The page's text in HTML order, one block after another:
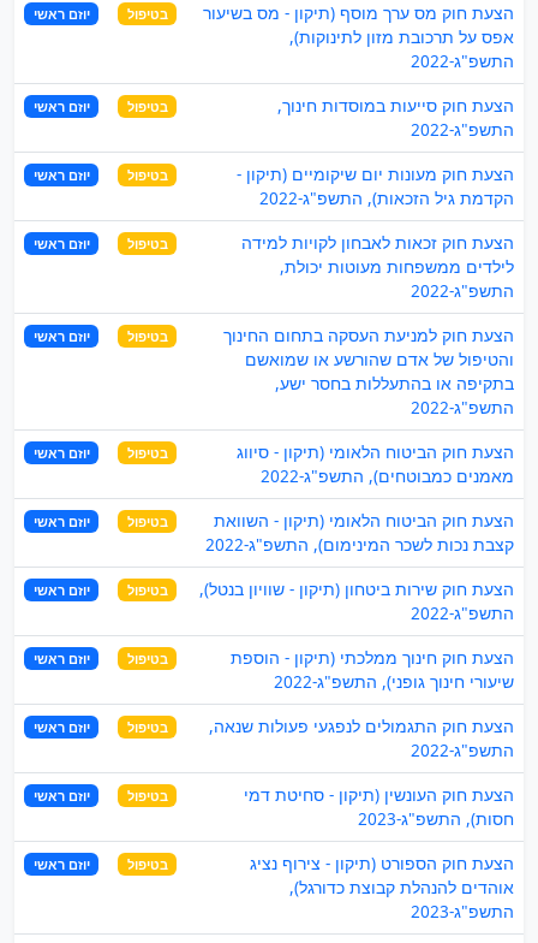
הצעת חוק מס ערך מוסף (תיקון - מס בשיעור
אפס על תרכובת מזון לתינוקות),
התשפ"ג-2022
בטיפול יוזם ראשי
הצעת חוק סייעות במוסדות חינוך,
התשפ"ג-2022
בטיפול יוזם ראשי
הצעת חוק מעונות יום שיקומיים (תיקון -
הקדמת גיל הזכאות), התשפ"ג-2022
בטיפול יוזם ראשי
הצעת חוק זכאות לאבחון לקויות למידה
לילדים ממשפחות מעוטות יכולת,
התשפ"ג-2022
בטיפול יוזם ראשי
הצעת חוק למניעת העסקה בתחום החינוך
והטיפול של אדם שהורשע או שמואשם
בתקיפה או בהתעללות בחסר ישע,
התשפ"ג-2022
בטיפול יוזם ראשי
הצעת חוק הביטוח הלאומי (תיקון - סיווג
מאמנים כמבוטחים), התשפ"ג-2022
בטיפול יוזם ראשי
הצעת חוק הביטוח הלאומי (תיקון - השוואת
קצבת נכות לשכר המינימום), התשפ"ג-2022
בטיפול יוזם ראשי
הצעת חוק שירות ביטחון (תיקון - שוויון בנטל),
התשפ"ג-2022
בטיפול יוזם ראשי
הצעת חוק חינוך ממלכתי (תיקון - הוספת
שיעורי חינוך גופני), התשפ"ג-2022
בטיפול יוזם ראשי
הצעת חוק התגמולים לנפגעי פעולות שנאה,
התשפ"ג-2022
בטיפול יוזם ראשי
הצעת חוק העונשין (תיקון - סחיטת דמי
חסות), התשפ"ג-2023
בטיפול יוזם ראשי
הצעת חוק הספורט (תיקון - צירוף נציג
אוהדים להנהלת קבוצת כדורגל),
התשפ"ג-2023
בטיפול יוזם ראשי